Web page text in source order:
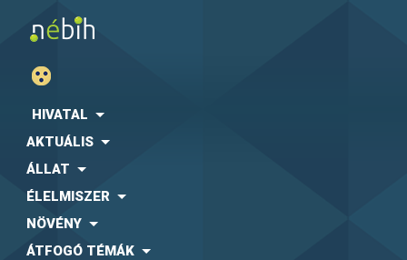
HIVATAL
AKTUÁLIS
ÁLLAT
ÉLELMISZER
NÖVÉNY
ÁTFOGÓ TÉMÁK